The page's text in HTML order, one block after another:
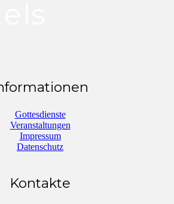
Gottesdienste
Veranstaltungen
Impressum
Datenschutz
Kontakte